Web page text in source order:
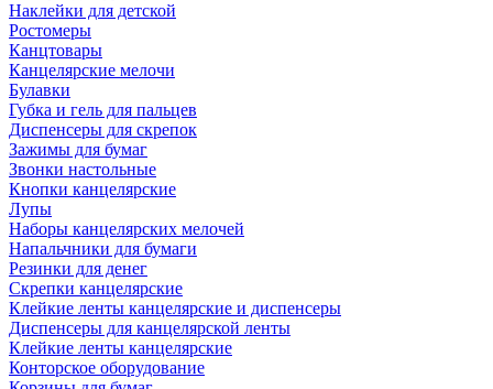
Наклейки для детской
Ростомеры
Канцтовары
Канцелярские мелочи
Булавки
Губка и гель для пальцев
Диспенсеры для скрепок
Зажимы для бумаг
Звонки настольные
Кнопки канцелярские
Лупы
Наборы канцелярских мелочей
Напальчники для бумаги
Резинки для денег
Скрепки канцелярские
Клейкие ленты канцелярские и диспенсеры
Диспенсеры для канцелярской ленты
Клейкие ленты канцелярские
Конторское оборудование